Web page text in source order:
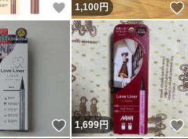
いいね！
1,100円
いいね！
1,699円